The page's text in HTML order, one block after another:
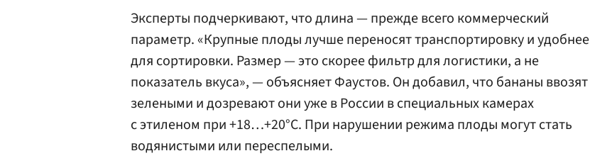
Эксперты подчеркивают, что длина — прежде всего коммерческий
параметр. «Крупные плоды лучше переносят транспортировку и удобнее
для сортировки. Размер — это скорее фильтр для логистики, а не
показатель вкуса», — объясняет Фаустов. Он добавил, что бананы ввозят
зелеными и дозревают они уже в России в специальных камерах
с этиленом при +18…+20°C. При нарушении режима плоды могут стать
водянистыми или переспелыми.